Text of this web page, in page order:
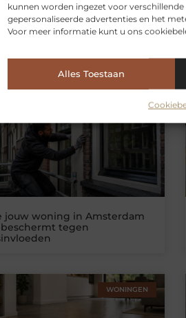
kunnen worden ingezet voor
gepersonaliseerde advertenties en het
Voor meer informatie kunt u ons
Alles Toestaan
artikelen
jouw woning in Amsterdam
tegen
WONINGEN